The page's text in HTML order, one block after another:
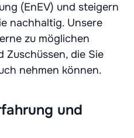
(EnEV) und steigern
nachhaltig. Unsere
zu möglichen
Zuschüssen, die Sie
nehmen können.
und